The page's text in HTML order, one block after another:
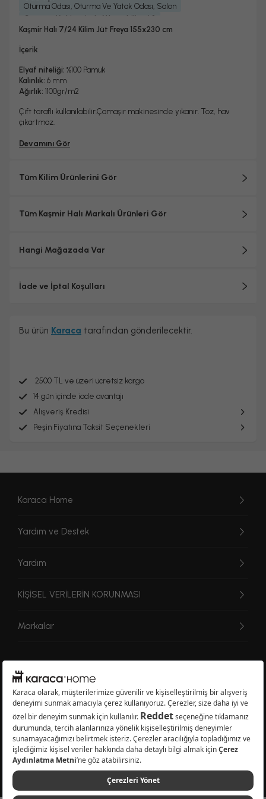
Oturma Odası, Oturma Ve Yatak Odası, Salon
Çamaşır Makinesinde Yıkanabilir mi ?
Hayır
Hayır
Hayır
Kaşmir Halı 7/24 Kilim Jüt Freya 155x230 cm
İçerik
Elyaf niteliği: %100 Pamuk
Kalınlık: 6 mm
Ağırlık: 1100gr/m2
Çift taraflı kullanılabilir.Çamaşır makinesinde yıkanır. Toz, hav
çıkartmaz.
Devamını Gör
Tüm Kilim Ürünlerini Gör
Tüm Kaşmir Halı Markalı Ürünleri Gör
Hangi Mağazada Var
İade ve İptal Koşulları
Bu ürün Karaca tarafından gönderilecektir.
2500 TL ve üzeri ücretsiz kargo
14 gün içinde iade avantajı
Alışveriş Kredisi
Peşin Fiyatına Taksit Seçenekleri
Karaca Home
Yardım ve Destek
Yardım
KİŞİSEL VERİLERİN KORUNMASI
Markalar
© 2026 Karaca Home Collection Tekstil Sanayi ve Ticaret A.Ş. - Tüm hakları
saklıdır.